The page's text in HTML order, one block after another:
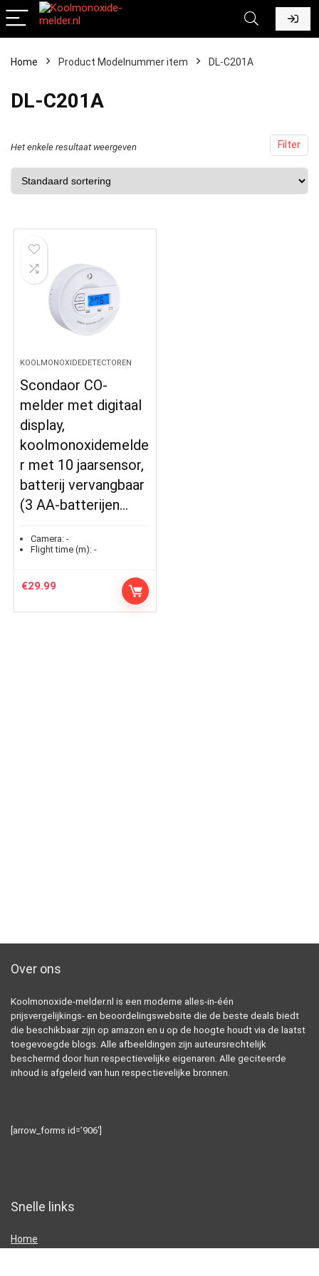
Home Product Modelnummer item ‎DL-C201A
‎DL-C201A
Filter
Het enkele resultaat weergeven
KOOLMONOXIDEDETECTOREN
Scondaor CO-
melder met digitaal
display,
koolmonoxidemelde
r met 10 jaarsensor,
batterij vervangbaar
(3 AA-batterijen…
Camera: -
Flight time (m): -
€29.99
Over ons
Koolmonoxide-melder.nl is een moderne alles-in-één
prijsvergelijkings- en beoordelingswebsite die de beste deals biedt
die beschikbaar zijn op amazon en u op de hoogte houdt via de laatst
toegevoegde blogs. Alle afbeeldingen zijn auteursrechtelijk
beschermd door hun respectievelijke eigenaren. Alle geciteerde
inhoud is afgeleid van hun respectievelijke bronnen.
[arrow_forms id=’906′]
Snelle links
Home